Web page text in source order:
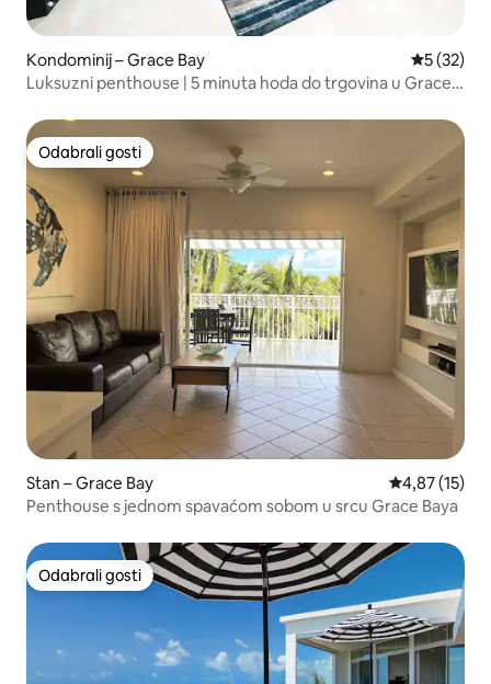
Kondominij – Grace Bay Prosječna
5 (32)
Luksuzni penthouse | 5 minuta hoda do trgovina u Grace
Odabrali gosti
Odabrali gosti
Stan – Grace Bay Prosječna
4,87 (15)
Penthouse s jednom spavaćom sobom u srcu Grace Baya
Odabrali gosti
Odabrali gosti